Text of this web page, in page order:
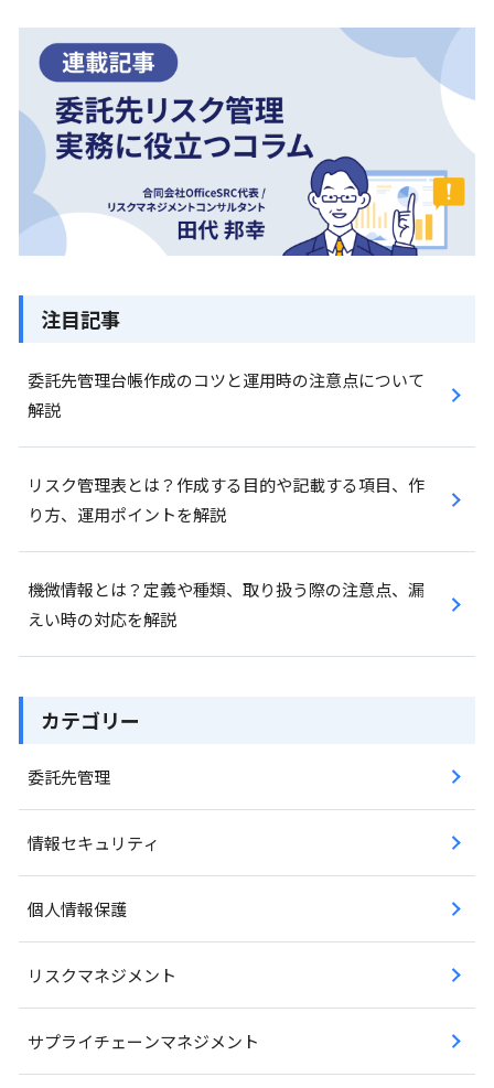
注目記事
委託先管理台帳作成のコツと運用時の注意点について
解説
リスク管理表とは？作成する目的や記載する項目、作
り方、運用ポイントを解説
機微情報とは？定義や種類、取り扱う際の注意点、漏
えい時の対応を解説
カテゴリー
委託先管理
情報セキュリティ
個人情報保護
リスクマネジメント
サプライチェーンマネジメント